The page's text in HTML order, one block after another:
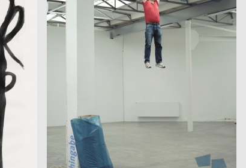
A
2005
2006
It’s never too late to have a happy childhood
D
2007
D Fons Hickmann m23
2005
Emerging Designers